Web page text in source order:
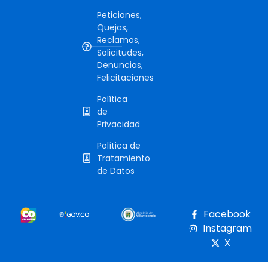
Peticiones,
Quejas,
Reclamos,
Solicitudes,
Denuncias,
Felicitaciones
Política
de
Privacidad
Política de
Tratamiento
de Datos
Facebook
Instagram
X